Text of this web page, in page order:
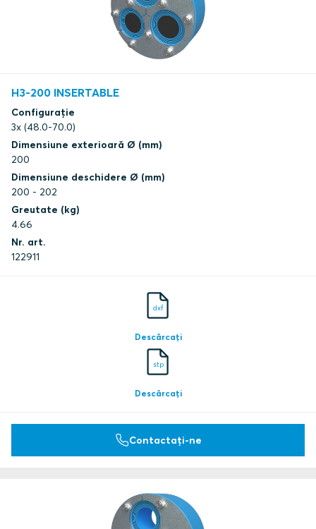
H3-200 INSERTABLE
Configurație
3x (48.0-70.0)
Dimensiune exterioară Ø (mm)
200
Dimensiune deschidere Ø (mm)
200 - 202
Greutate (kg)
4.66
Nr. art.
122911
dxf
Descărcați
stp
Descărcați
Contactați-ne